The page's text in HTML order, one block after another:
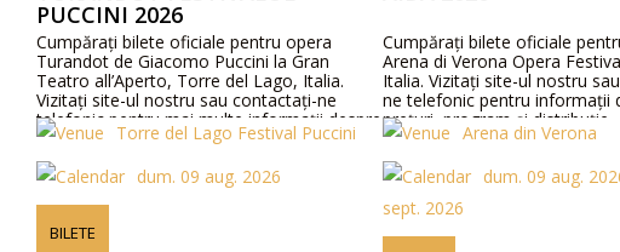
2026
bilete oficiale pentru opera
de Giacomo Puccini la Gran
Torre del Lago, Italia.
ul nostru sau contactați-ne
pentru mai multe informații despre
ale programului și prețurile
Torre del Lago Festival Puccini
dum. 09 aug. 2026
Cumpărați bilete oficiale pentru Aida la
Arena di Verona Opera Festival 2026 din
Italia. Vizitați site-ul nostru sau contactați-
ne telefonic pentru informații despre
prețuri, program și distribuție.
Arena din Verona
dum. 09 aug. 2026 - joi 10